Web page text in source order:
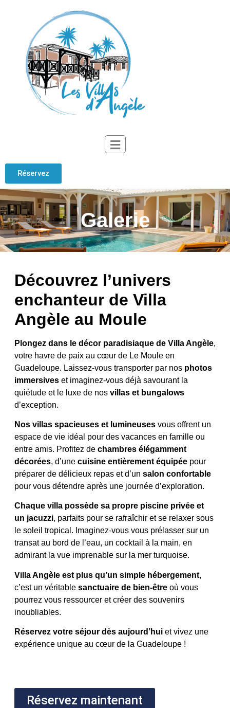
Réservez
Galerie
Découvrez l’univers
enchanteur de Villa
Angèle au Moule
Plongez dans le décor paradisiaque de Villa Angèle,
votre havre de paix au cœur de Le Moule en
Guadeloupe. Laissez-vous transporter par nos photos
immersiveset imaginez-vous déjà savourant la
quiétude et le luxe de nos villas et bungalows
d’exception.
Nos villas spacieuses et lumineusesvous offrent un
espace de vie idéal pour des vacances en famille ou
entre amis. Profitez de chambres élégamment
décorées, d’une cuisine entièrement équipéepour
préparer de délicieux repas et d’un salon confortable
pour vous détendre après une journée d’exploration.
Chaque villa possède sa propre piscine privée et
un jacuzzi, parfaits pour se rafraîchir et se relaxer sous
le soleil tropical. Imaginez-vous vous prélasser sur un
transat au bord de l’eau, un cocktail à la main, en
admirant la vue imprenable sur la mer turquoise.
Villa Angèle est plus qu’un simple hébergement,
c’est un véritable sanctuaire de bien-êtreoù vous
pourrez vous ressourcer et créer des souvenirs
inoubliables.
Réservez votre séjour dès aujourd’huiet vivez une
expérience unique au cœur de la Guadeloupe !
Réservez maintenant